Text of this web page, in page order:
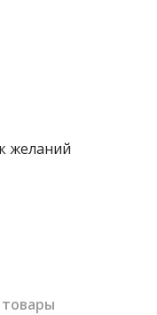
желаний